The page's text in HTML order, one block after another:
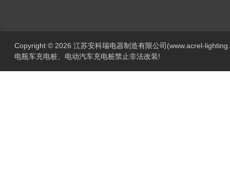
Copyright © 2026 江苏安科瑞电器制造有限公司(www.acrel-
电瓶车充电桩、电动汽车充电桩禁止非法改装!